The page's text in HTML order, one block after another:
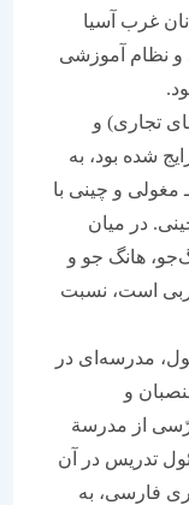
آسیا
آموزشی
تجاری) و
بود، به
و چینی با
میان
جو و
نسبت
مدرسه‌ای در
و
مدرسة
در آن
به